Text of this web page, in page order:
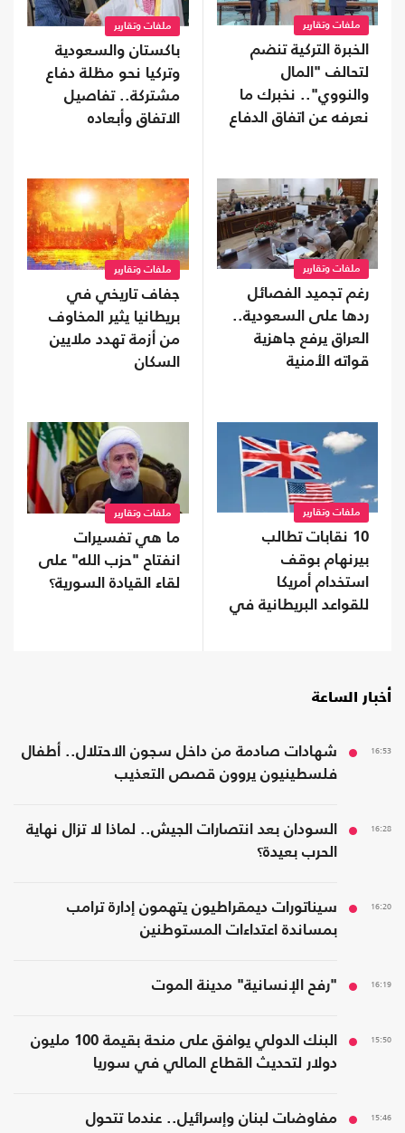
ملفات وتقارير
الخبرة التركية تنضم
لتحالف "المال
والنووي".. نخبرك ما
نعرفه عن اتفاق الدفاع
ملفات وتقارير
باكستان والسعودية
وتركيا نحو مظلة دفاع
مشتركة.. تفاصيل
الاتفاق وأبعاده
ملفات وتقارير
رغم تجميد الفصائل
ردها على السعودية..
العراق يرفع جاهزية
قواته الأمنية
ملفات وتقارير
جفاف تاريخي في
بريطانيا يثير المخاوف
من أزمة تهدد ملايين
السكان
ملفات وتقارير
10 نقابات تطالب
بيرنهام بوقف
استخدام أمريكا
للقواعد البريطانية في
ملفات وتقارير
ما هي تفسيرات
انفتاح "حزب الله" على
لقاء القيادة السورية؟
أخبار الساعة
16:53
شهادات صادمة من داخل سجون الاحتلال.. أطفال
فلسطينيون يروون قصص التعذيب
16:28
السودان بعد انتصارات الجيش.. لماذا لا تزال نهاية
الحرب بعيدة؟
16:20
سيناتورات ديمقراطيون يتهمون إدارة ترامب
بمساندة اعتداءات المستوطنين
16:19 "رفح الإنسانية" مدينة الموت
15:50
البنك الدولي يوافق على منحة بقيمة 100 مليون
دولار لتحديث القطاع المالي في سوريا
15:46
مفاوضات لبنان وإسرائيل.. عندما تتحول